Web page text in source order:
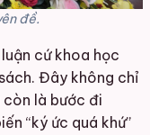
đề.
cứ khoa học
Đây không chỉ
là bước đi
“ký ức quá khứ”